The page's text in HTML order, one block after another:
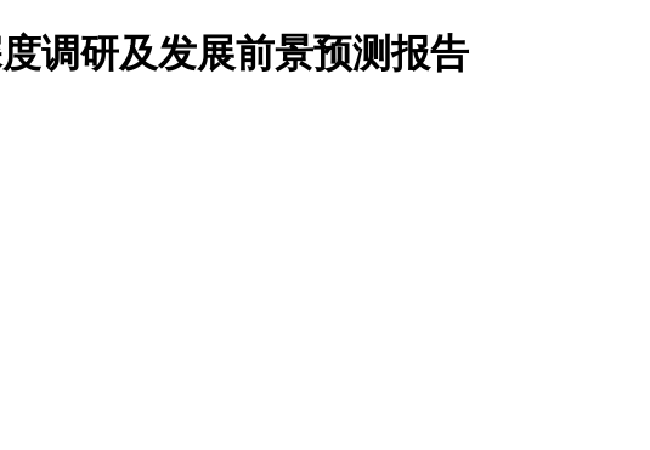
调研及发展前景预测报告